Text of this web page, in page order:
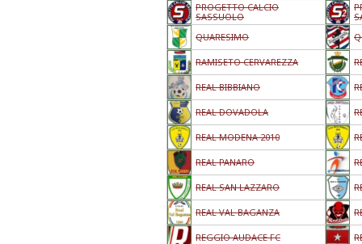
PROGETTO CALCIO
SASSUOLO
QUARESIMO
RAMISETO CERVAREZZA
REAL BIBBIANO
REAL DOVADOLA
REAL MODENA 2010
REAL PANARO
REAL SAN LAZZARO
REAL VAL BAGANZA
REGGIO AUDACE FC